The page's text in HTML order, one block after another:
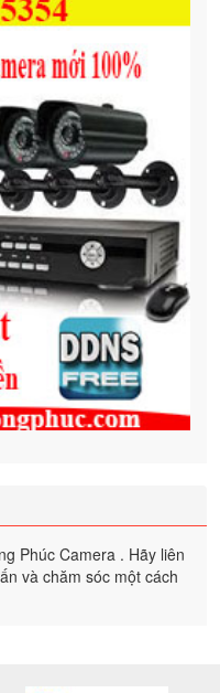
Phúc Camera . Hãy liên
và chăm sóc một cách